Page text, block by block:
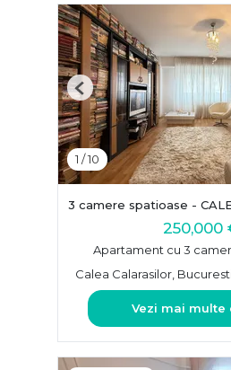
1 /10
Previous
3 camere spatioase -
250,000
Apartament cu 3
Calea Calarasilor,
Vezi mai multe